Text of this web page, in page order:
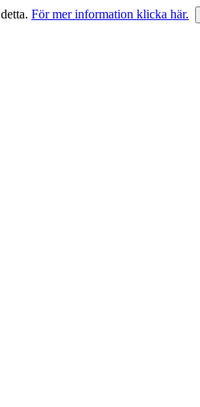
För mer information klicka här.